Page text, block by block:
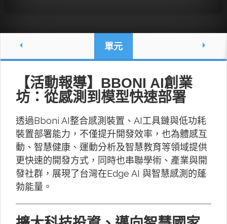
單元
【活動報導】BBONI AI創業
坊：從感測到模型快速部署
透過Bboni AI整合感測裝置、AI工具鏈與低功耗
裝置部署能力，不僅提升開發效率，也為體感互
動、智慧健康、運動分析及智慧教育等領域提供
更快速的開發方式，同時也串聯學術、產業與開
發社群，展現了台灣在Edge AI 與智慧感測的蓬
勃能量。